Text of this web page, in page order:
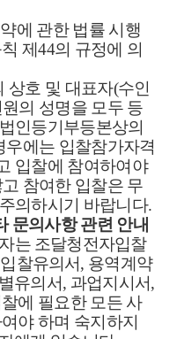
에 관한 법률 시행
제44의 규정에 의
상호 및 대표자(수인
의 성명을 모두 등
법인등기부등본상의
우에는 입찰참가자격
입찰에 참여하여야
참여한 입찰은 무
의하시기 바랍니다.
문의사항 관련 안내
는 조달청전자입찰
찰유의서, 용역계약
유의서, 과업지시서,
에 필요한 모든 사
야 하며 숙지하지